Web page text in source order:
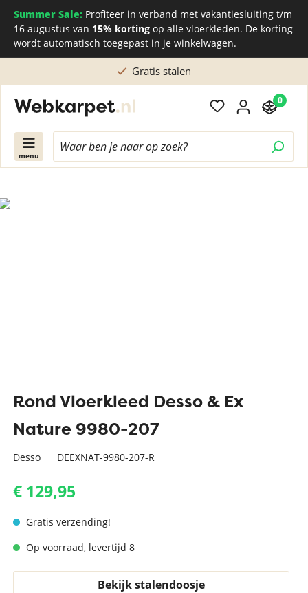
Summer Sale: Profiteer in verband met vakantiesluiting t/m
16 augustus van 15% korting op alle vloerkleden. De korting
wordt automatisch toegepast in je winkelwagen.
Gratis stalen
menu
0
Rond Vloerkleed Desso & Ex
Nature 9980-207
Desso DEEXNAT-9980-207-R
€ 129,95
Gratis verzending!
Op voorraad, levertijd 8
Bekijk stalendoosje